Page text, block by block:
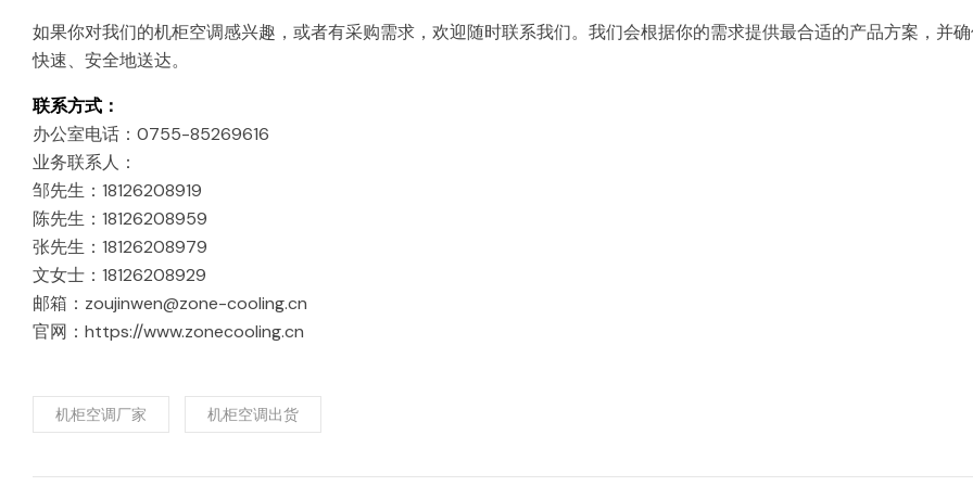
如果你对我们的机柜空调感兴趣，或者有采购需求，欢迎随时联系我们。我们会根据你的需求提供最合适的产品方案，并
快速、安全地送达。
联系方式：
办公室电话：0755-85269616
业务联系人：
邹先生：18126208919
陈先生：18126208959
张先生：18126208979
文女士：18126208929
邮箱：zoujinwen@zone-cooling.cn
官网：https://www.zonecooling.cn
机柜空调厂家 机柜空调出货